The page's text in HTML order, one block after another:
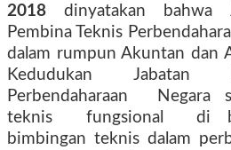
2018dinyatakan bahwa
Pembina Teknis
dalam rumpun Akuntan dan
Kedudukan Jabatan
Perbendaharaan Negara
teknis fungsional di
bimbingan teknis dalam